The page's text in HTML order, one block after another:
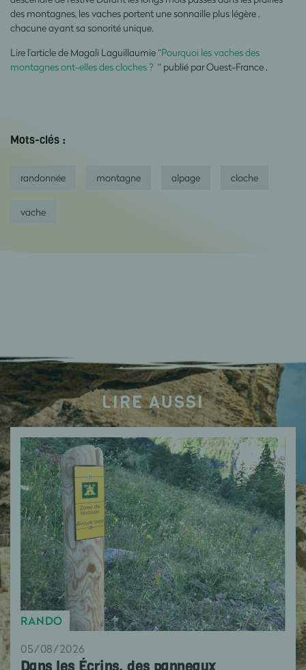
des montagnes, les vaches portent une sonnaille plus légère ,
chacune ayant sa sonorité unique.
Lire l’article de Magali Laguillaumie“Pourquoi les vaches des
montagnes ont-elles des cloches ? “ publié par Ouest-France .
Mots-clés :
randonnée montagne alpage cloche
vache
LIRE AUSSI
RANDO
05/08/2026